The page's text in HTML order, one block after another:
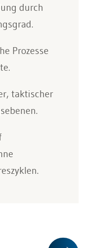
durch
Prozesse
taktischer